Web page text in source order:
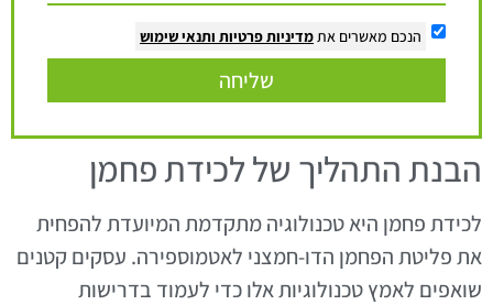
הנכם מאשרים את מדיניות פרטיות ותנאי שימוש
שליחה
הבנת התהליך של לכידת פחמן
לכידת פחמן היא טכנולוגיה מתקדמת המיועדת להפחית
את פליטת הפחמן הדו-חמצני לאטמוספירה. עסקים קטנים
שואפים לאמץ טכנולוגיות אלו כדי לעמוד בדרישות